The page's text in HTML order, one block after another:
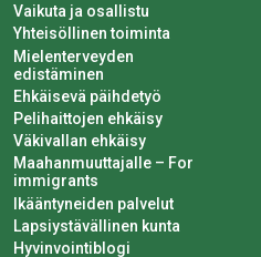
Vaikuta ja osallistu
Yhteisöllinen toiminta
Mielenterveyden
edistäminen
Ehkäisevä päihdetyö
Pelihaittojen ehkäisy
Väkivallan ehkäisy
Maahanmuuttajalle – For
immigrants
Ikääntyneiden palvelut
Lapsiystävällinen kunta
Hyvinvointiblogi